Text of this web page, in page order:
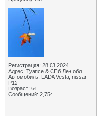
Регистрация: 28.03.2024
Адрес: Туапсе & СПб Лен.обл.
Автомобиль: LADA Vesta, nissan
P12
Возраст: 64
Сообщений: 2,754